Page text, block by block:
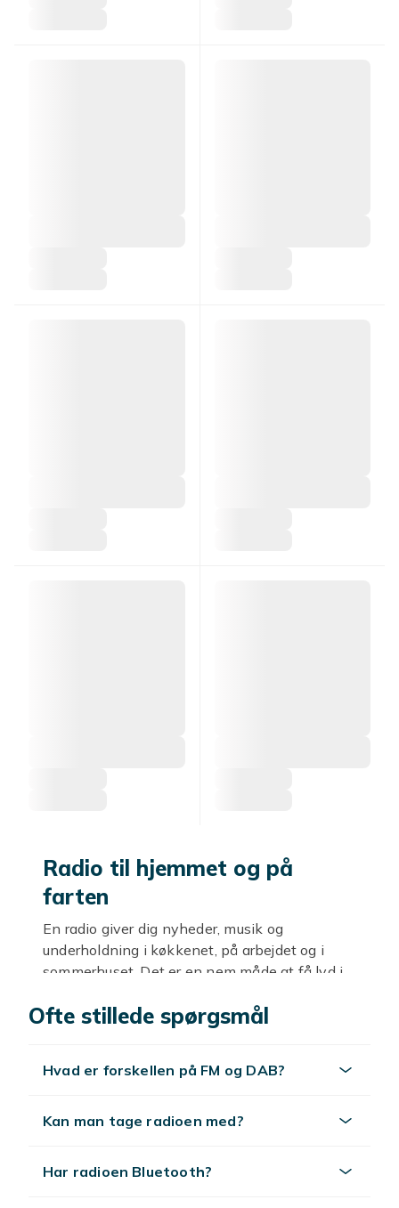
Radio til hjemmet og på
farten
En radio giver dig nyheder, musik og
underholdning i køkkenet, på arbejdet og i
sommerhuset. Det er en nem måde at få lyd i
radioer i mange modeller til gode priser.
radio. Mange radioer klarer begge dele, så du
hvilke bånd radioen understøtter, hvis det er
Ofte stillede spørgsmål
Hvad er forskellen på FM og DAB?
Kan man tage radioen med?
Har radioen Bluetooth?